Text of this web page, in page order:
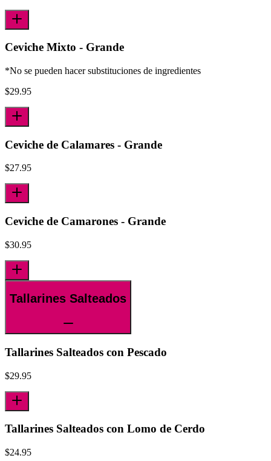
Ceviche Mixto - Grande
*No se pueden hacer substituciones de ingredientes
$29.95
Ceviche de Calamares - Grande
$27.95
Ceviche de Camarones - Grande
$30.95
Tallarines Salteados
Tallarines Salteados con Pescado
$29.95
Tallarines Salteados con Lomo de Cerdo
$24.95